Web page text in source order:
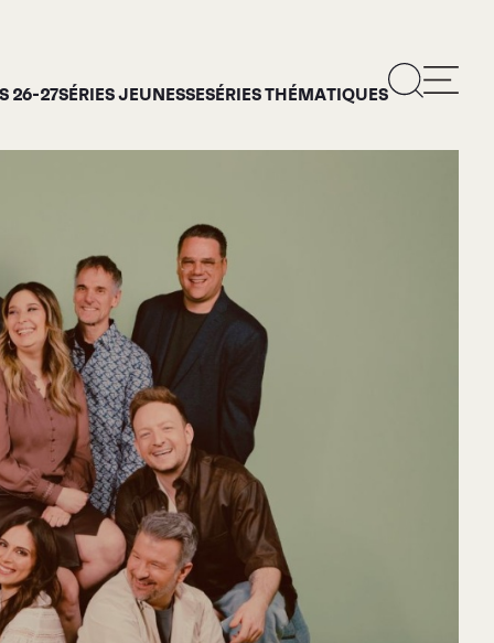
26-27SÉRIES JEUNESSESÉRIES THÉMATIQUES